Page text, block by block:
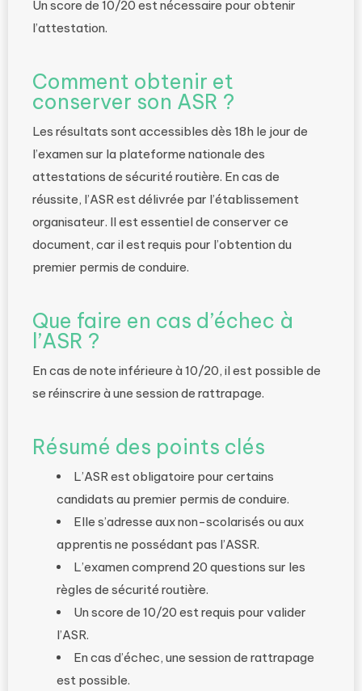
Un score de 10/20 est nécessaire pour obtenir
l’attestation.
Comment obtenir et
conserver son ASR ?
Les résultats sont accessibles dès 18h le jour de
l’examen sur la plateforme nationale des
attestations de sécurité routière. En cas de
réussite, l’ASR est délivrée par l’établissement
organisateur. Il est essentiel de conserver ce
document, car il est requis pour l’obtention du
premier permis de conduire.
Que faire en cas d’échec à
l’ASR ?
En cas de note inférieure à 10/20, il est possible de
se réinscrire à une session de rattrapage.
Résumé des points clés
L’ASR est obligatoire pour certains
candidats au premier permis de conduire.
Elle s’adresse aux non-scolarisés ou aux
apprentis ne possédant pas l’ASSR.
L’examen comprend 20 questions sur les
règles de sécurité routière.
Un score de 10/20 est requis pour valider
l’ASR.
En cas d’échec, une session de rattrapage
est possible.